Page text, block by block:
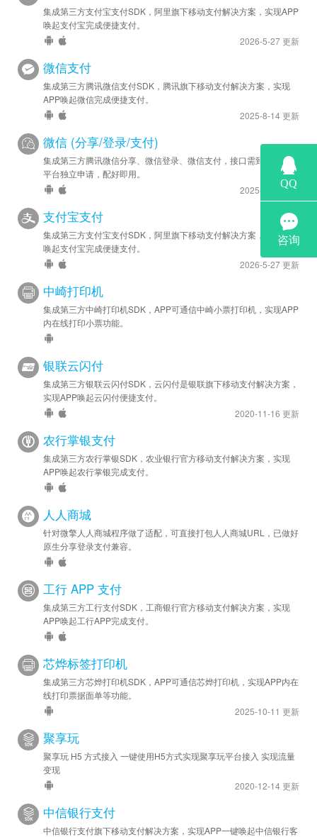
集成第三方支付宝支付SDK，阿里旗下移动支付解决方案，实现APP
唤起支付宝完成便捷支付。
2026-5-27 更新
微信支付
集成第三方腾讯微信支付SDK，腾讯旗下移动支付解决方案，实现
APP唤起微信完成便捷支付。
2025-8-14 更新
微信 (分享/登录/支付)
集成第三方腾讯微信分享、微信登录、微信支付，接口需到微信开放
平台独立申请，配好即用。
2025-8-14 更新
支付宝支付
集成第三方支付宝支付SDK，阿里旗下移动支付解决方案，实现APP
唤起支付宝完成便捷支付。
2026-5-27 更新
中崎打印机
集成第三方中崎打印机SDK，APP可通信中崎小票打印机，实现APP
内在线打印小票功能。
银联云闪付
集成第三方银联云闪付SDK，云闪付是银联旗下移动支付解决方案，
实现APP唤起云闪付便捷支付。
2020-11-16 更新
农行掌银支付
集成第三方农行掌银SDK，农业银行官方移动支付解决方案，实现
APP唤起农行掌银完成支付。
人人商城
针对微擎人人商城程序做了适配，可直接打包人人商城URL，已做好
原生分享登录支付兼容。
工行 APP 支付
集成第三方工行支付SDK，工商银行官方移动支付解决方案，实现
APP唤起工行APP完成支付。
芯烨标签打印机
集成第三方芯烨打印机SDK，APP可通信芯烨打印机，实现APP内在
线打印票据面单等功能。
2025-10-11 更新
聚享玩
聚享玩 H5 方式接入 一键使用H5方式实现聚享玩平台接入 实现流量
变现
2020-12-14 更新
中信银行支付
中信银行支付旗下移动支付解决方案，实现APP一键唤起中信银行客